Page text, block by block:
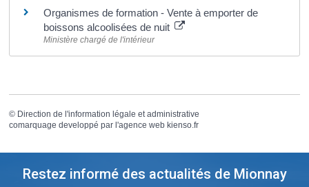
Organismes de formation - Vente à emporter de
boissons alcoolisées de nuit
Ministère chargé de l'intérieur
© Direction de l'information légale et administrative
comarquage developpé par l'agence web kienso.fr
Restez informé des actualités de Mionnay